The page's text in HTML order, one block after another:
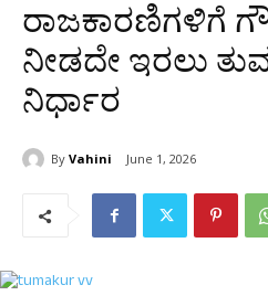
ರಾಜಕಾರಣಿಗಳಿಗೆ
ನೀಡದೇ ಇರಲು
ನಿರ್ಧಾರ
By Vahini June 1, 2026